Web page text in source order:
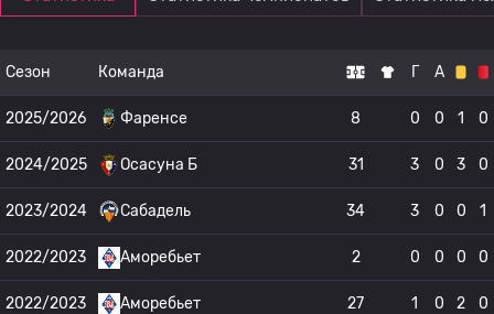
Сезон Команда Г А
2025/2026 Фаренсе 8 0 0 1 0
2024/2025 Осасуна Б 31 3 0 3 0
2023/2024 Сабадель 34 3 0 0 1
2022/2023 Аморебьет 2 0 0 0 0
2022/2023 Аморебьет 27 1 0 2 0